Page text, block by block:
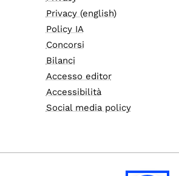
Privacy (english)
Policy IA
Concorsi
Bilanci
Accesso editor
Accessibilità
Social media policy